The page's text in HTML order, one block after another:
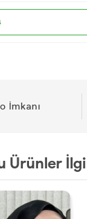
İmkanı
Ürünler